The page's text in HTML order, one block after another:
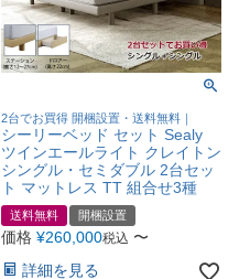
2台でお買得 開梱設置・送料無料｜
シーリーベッド セット Sealy
ツインエールライト クレイトン
シングル・セミダブル 2台セッ
ト マットレス TT 組合せ3種
送料無料 開梱設置
価格 ¥260,000税込 〜
詳細を見る